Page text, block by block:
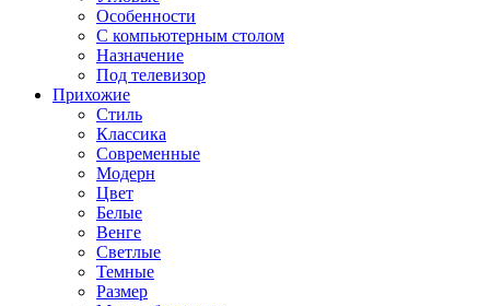
Особенности
С компьютерным столом
Назначение
Под телевизор
Прихожие
Стиль
Классика
Современные
Модерн
Цвет
Белые
Венге
Светлые
Темные
Размер